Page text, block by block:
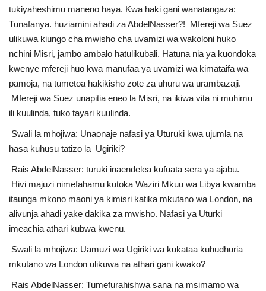
tukiyaheshimu maneno haya. Kwa haki gani wanatangaza:
Tunafanya. huziamini ahadi za AbdelNasser?! Mfereji wa Suez
ulikuwa kiungo cha mwisho cha uvamizi wa wakoloni huko
nchini Misri, jambo ambalo hatulikubali. Hatuna nia ya kuondoka
kwenye mfereji huo kwa manufaa ya uvamizi wa kimataifa wa
pamoja, na tumetoa hakikisho zote za uhuru wa urambazaji.
Mfereji wa Suez unapitia eneo la Misri, na ikiwa vita ni muhimu
ili kuulinda, tuko tayari kuulinda.
Swali la mhojiwa: Unaonaje nafasi ya Uturuki kwa ujumla na
hasa kuhusu tatizo la Ugiriki?
Rais AbdelNasser: turuki inaendelea kufuata sera ya ajabu.
Hivi majuzi nimefahamu kutoka Waziri Mkuu wa Libya kwamba
itaunga mkono maoni ya kimisri katika mkutano wa London, na
alivunja ahadi yake dakika za mwisho. Nafasi ya Uturki
imeachia athari kubwa kwenu.
Swali la mhojiwa: Uamuzi wa Ugiriki wa kukataa kuhudhuria
mkutano wa London ulikuwa na athari gani kwako?
Rais AbdelNasser: Tumefurahishwa sana na msimamo wa